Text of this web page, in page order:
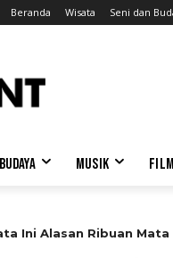
Beranda Wisata Seni dan
MUSIK FILM
Ini Alasan Ribuan